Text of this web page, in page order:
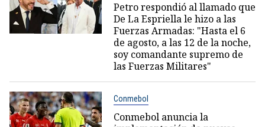
Petro respondió al llamado que
De La Espriella le hizo a las
Fuerzas Armadas: "Hasta el 6
de agosto, a las 12 de la noche,
soy comandante supremo de
las Fuerzas Militares"
Conmebol
Conmebol anuncia la